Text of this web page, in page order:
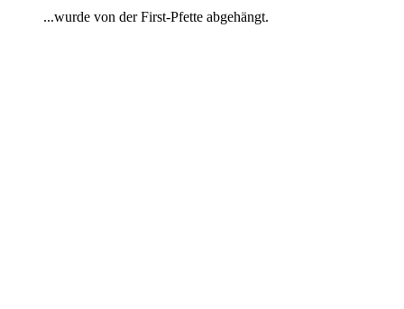
...wurde von der First-Pfette abgehängt.